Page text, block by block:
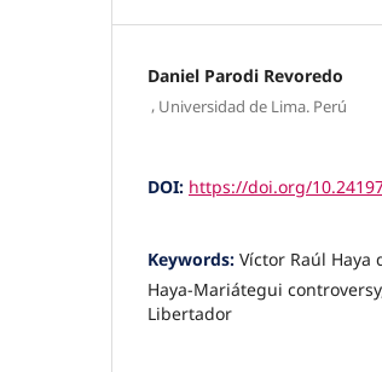
Daniel Parodi Revoredo
, Universidad de Lima. Perú
DOI: https://doi.org/
Keywords: Víctor Raúl Haya
Haya-Mariátegui
Libertador